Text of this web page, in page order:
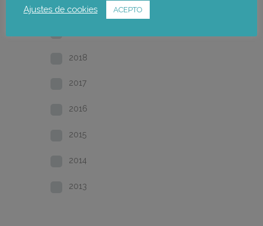
2020
2018
2017
2016
2015
2014
2013
Ajustes de cookies ACEPTO